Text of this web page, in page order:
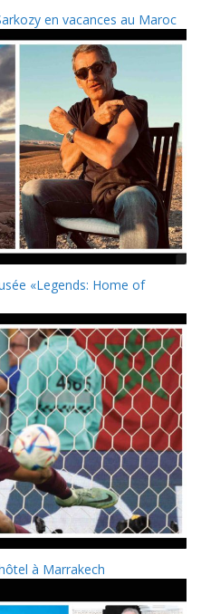
en vacances au Maroc
«Legends: Home of
à Marrakech